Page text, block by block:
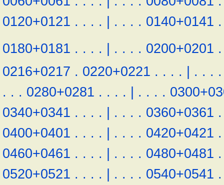
0120+0121 . . . . | . . . . 0140+0141 .
0180+0181 . . . . | . . . . 0200+0201 .
0216+0217 . 0220+0221 . . . . | . . . .
. . . 0280+0281 . . . . | . . . .
0340+0341 . . . . | . . . . 0360+0361 .
0400+0401 . . . . | . . . . 0420+0421 .
0460+0461 . . . . | . . . . 0480+0481 .
0520+0521 . . . . | . . . . 0540+0541 .